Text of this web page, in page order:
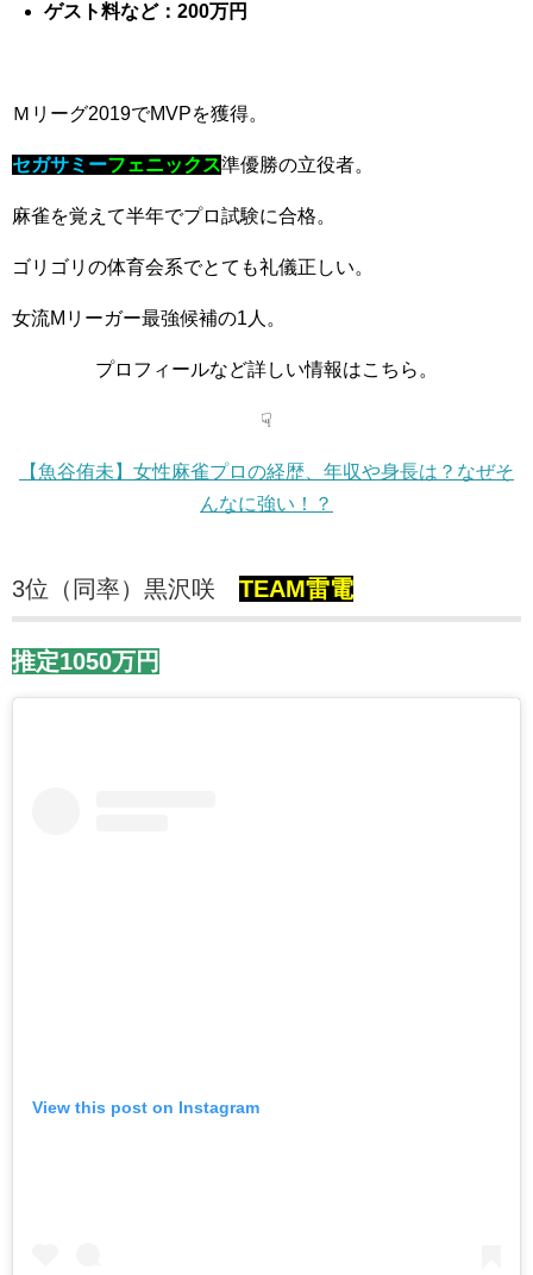
ゲスト料など：200万円
Ｍリーグ2019でMVPを獲得。
セガサミーフェニックス準優勝の立役者。
麻雀を覚えて半年でプロ試験に合格。
ゴリゴリの体育会系でとても礼儀正しい。
女流Mリーガー最強候補の1人。
プロフィールなど詳しい情報はこちら。
☟
【魚谷侑未】女性麻雀プロの経歴、年収や身長は？なぜそ
んなに強い！？
3位（同率）黒沢咲 TEAM雷電
推定1050万円
View this post on Instagram